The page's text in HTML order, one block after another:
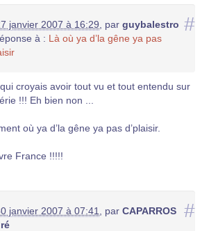
#
janvier 2007 à 16:29 par guybalestro
à : Là où ya d’la gêne ya pas
croyais avoir tout vu et tout entendu sur
!!! Eh bien non ...
où ya d’la gêne ya pas d’plaisir.
France !!!!!
#
janvier 2007 à 07:41 par CAPARROS